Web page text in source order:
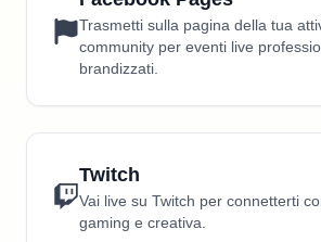
Trasmetti sulla pagina della tua
community per eventi live
brandizzati.
Twitch
Vai live su Twitch per connetterti
gaming e creativa.